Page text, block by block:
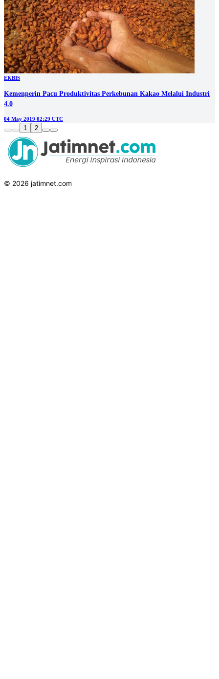
EKBIS
Kemenperin Pacu Produktivitas Perkebunan Kakao Melalui Industri
4.0
04 May 2019 02:29 UTC
1 2
© 2026 jatimnet.com